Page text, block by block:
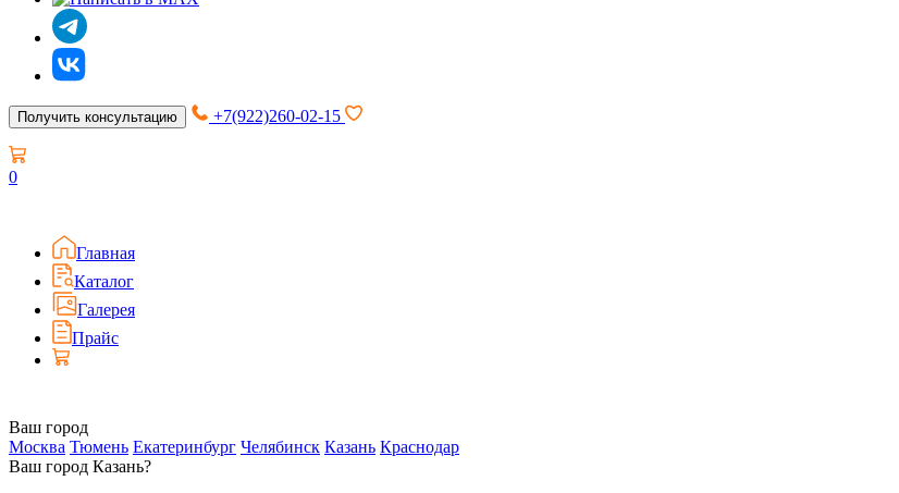
Получить консультацию +7(922)260-02-15
0
Главная
Каталог
Галерея
Прайс
Ваш город
Москва Тюмень Екатеринбург Челябинск Казань Краснодар
Ваш город Казань?